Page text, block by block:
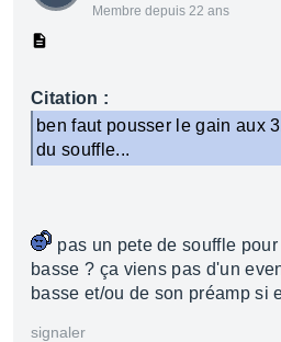
Membre depuis 22 ans
Citation :
ben faut pousser le gain aux
du souffle...
pas un pete de souffle
basse ? ça viens pas d'un
basse et/ou de son préamp si
signaler